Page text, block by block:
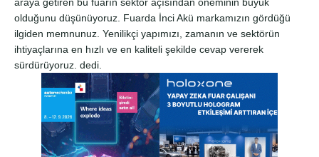
araya getiren bu fuarın sektör açısından öneminin büyük
olduğunu düşünüyoruz. Fuarda İnci Akü markamızın gördüğü
ilgiden memnunuz. Yenilikçi yapımızı, zamanın ve sektörün
ihtiyaçlarına en hızlı ve en kaliteli şekilde cevap vererek
sürdürüyoruz. dedi.